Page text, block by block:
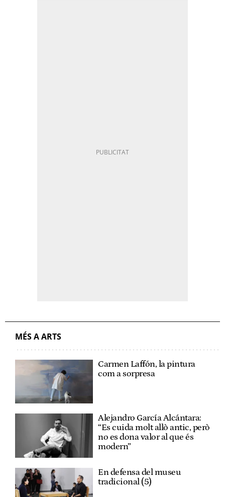
MÉS A ARTS
Carmen Laffón, la pintura
com a sorpresa
Alejandro García Alcántara:
“Es cuida molt allò antic, però
no es dona valor al que és
modern”
En defensa del museu
tradicional (5)